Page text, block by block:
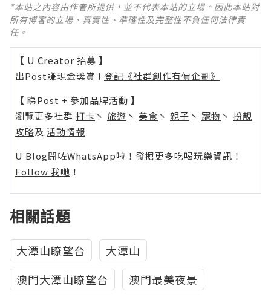
*本站之內容由作者所提供，並不代表本站的立場。因此本站對
所有博客的立場、真實性、準確性及完整性不負任何法律責
任。
【 U Creator 招募 】
出Post賺現金獎賞 l 登記《社群創作有價企劃》
【 睇Post + 參加品牌活動 】
瀏覽更多社群 打卡 丶 旅遊 丶 美食 丶 親子 丶 寵物 丶 扮靚
攻略及 活動情報
U Blog開咗WhatsApp啦！發掘更多吃喝玩樂資訊！
Follow 我哋 ！
相關話題
大潭山瞭望台
大潭山
澳門大潭山瞭望台
澳門最美夜景